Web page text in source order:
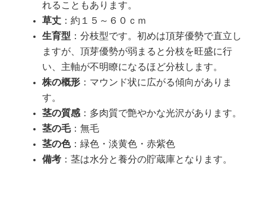
れることもあります。
草丈 ：約１５～６０ｃｍ
生育型 ：分枝型です。初めは頂芽優勢で直立し
ますが、頂芽優勢が弱まると分枝を旺盛に行
い、主軸が不明瞭になるほど分枝します。
株の概形 ：マウンド状に広がる傾向がありま
す。
茎の質感 ：多肉質で艶やかな光沢があります。
茎の毛：無毛
茎の色：緑色・淡黄色・赤紫色
備考 ：茎は水分と養分の貯蔵庫となります。